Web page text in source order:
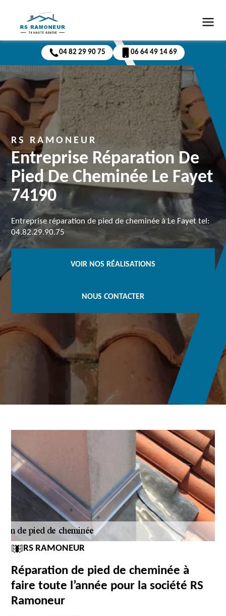
04 82 29 90 75 06 64 49 14 69
RS RAMONEUR
Entreprise Réparation De
Pied De Cheminée Le Fayet
74190
Entreprise réparation de pied de cheminée à Le Fayet tel:
04.82.29.90.75
VOIR NOS RÉALISATIONS
NOUS CONTACTER
RS RAMONEUR
Réparation de pied de cheminée à
faire toute l’année pour la société RS
Ramoneur